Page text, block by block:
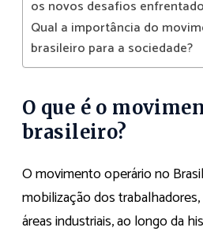
os novos desafios
Qual a importância do
brasileiro para a sociedade?
O que é o
brasileiro?
O movimento operário no
mobilização dos
áreas industriais, ao longo da